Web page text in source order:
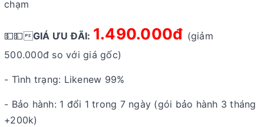
chạm
💵💵 GIÁ ƯU ĐÃI: 1.490.000đ (giảm
500.000đ so với giá gốc)
- Tình trạng: Likenew 99%
- Bảo hành: 1 đổi 1 trong 7 ngày (gói bảo hành 3 tháng
+200k)